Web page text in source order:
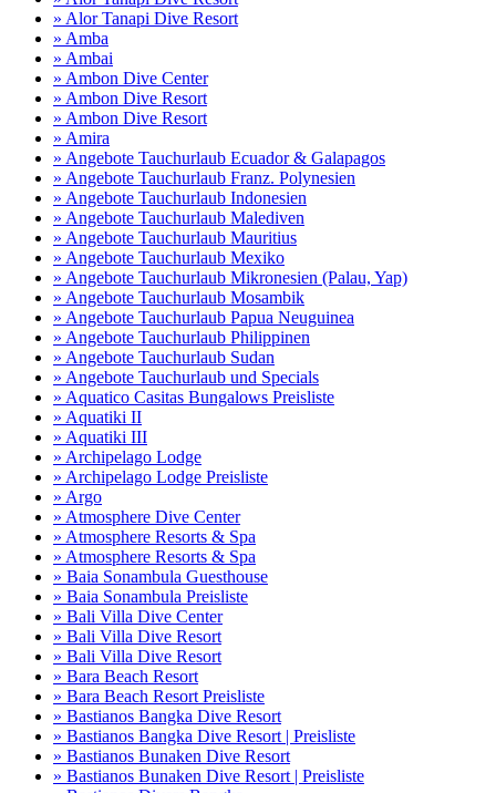
» Alor Tanapi Dive Resort
» Amba
» Ambai
» Ambon Dive Center
» Ambon Dive Resort
» Ambon Dive Resort
» Amira
» Angebote Tauchurlaub Ecuador & Galapagos
» Angebote Tauchurlaub Franz. Polynesien
» Angebote Tauchurlaub Indonesien
» Angebote Tauchurlaub Malediven
» Angebote Tauchurlaub Mauritius
» Angebote Tauchurlaub Mexiko
» Angebote Tauchurlaub Mikronesien (Palau, Yap)
» Angebote Tauchurlaub Mosambik
» Angebote Tauchurlaub Papua Neuguinea
» Angebote Tauchurlaub Philippinen
» Angebote Tauchurlaub Sudan
» Angebote Tauchurlaub und Specials
» Aquatico Casitas Bungalows Preisliste
» Aquatiki II
» Aquatiki III
» Archipelago Lodge
» Archipelago Lodge Preisliste
» Argo
» Atmosphere Dive Center
» Atmosphere Resorts & Spa
» Atmosphere Resorts & Spa
» Baia Sonambula Guesthouse
» Baia Sonambula Preisliste
» Bali Villa Dive Center
» Bali Villa Dive Resort
» Bali Villa Dive Resort
» Bara Beach Resort
» Bara Beach Resort Preisliste
» Bastianos Bangka Dive Resort
» Bastianos Bangka Dive Resort | Preisliste
» Bastianos Bunaken Dive Resort
» Bastianos Bunaken Dive Resort | Preisliste